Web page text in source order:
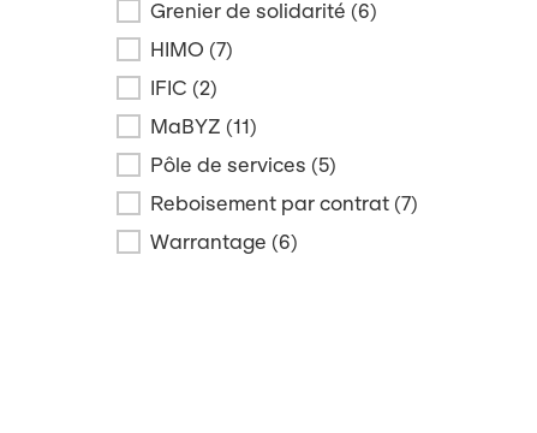
Grenier de solidarité (6)
HIMO (7)
IFIC (2)
MaBYZ (11)
Pôle de services (5)
Reboisement par contrat (7)
Warrantage (6)